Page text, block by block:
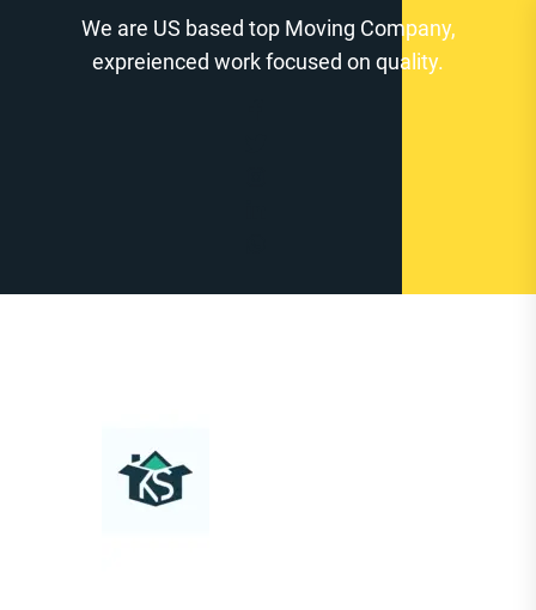
We are US based top Moving Company,
expreienced work focused on quality.